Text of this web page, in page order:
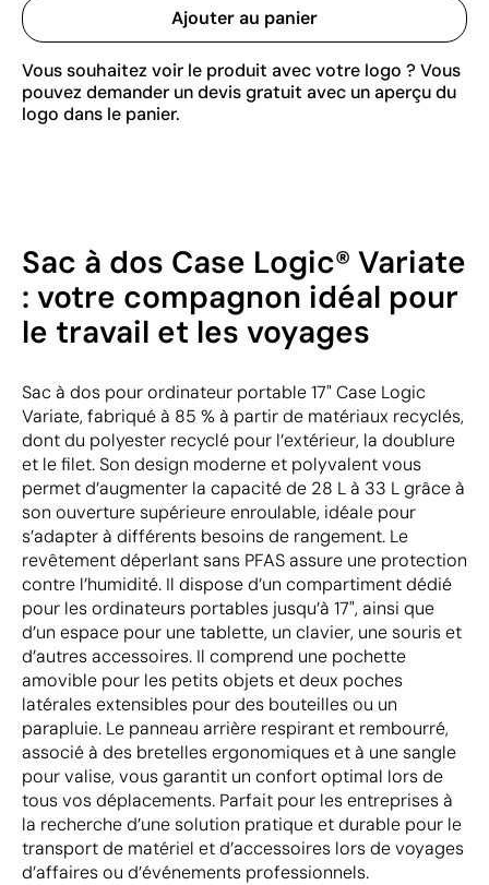
Ajouter au panier
Vous souhaitez voir le produit avec votre logo ? Vous
pouvez demander un devis gratuit avec un aperçu du
logo dans le panier.
Sac à dos Case Logic® Variate
: votre compagnon idéal pour
le travail et les voyages
Sac à dos pour ordinateur portable 17" Case Logic
Variate, fabriqué à 85 % à partir de matériaux recyclés,
dont du polyester recyclé pour l’extérieur, la doublure
et le filet. Son design moderne et polyvalent vous
permet d’augmenter la capacité de 28 L à 33 L grâce à
son ouverture supérieure enroulable, idéale pour
s’adapter à différents besoins de rangement. Le
revêtement déperlant sans PFAS assure une protection
contre l’humidité. Il dispose d’un compartiment dédié
pour les ordinateurs portables jusqu’à 17", ainsi que
d’un espace pour une tablette, un clavier, une souris et
d’autres accessoires. Il comprend une pochette
amovible pour les petits objets et deux poches
latérales extensibles pour des bouteilles ou un
parapluie. Le panneau arrière respirant et rembourré,
associé à des bretelles ergonomiques et à une sangle
pour valise, vous garantit un confort optimal lors de
tous vos déplacements. Parfait pour les entreprises à
la recherche d’une solution pratique et durable pour le
transport de matériel et d’accessoires lors de voyages
d’affaires ou d’événements professionnels.